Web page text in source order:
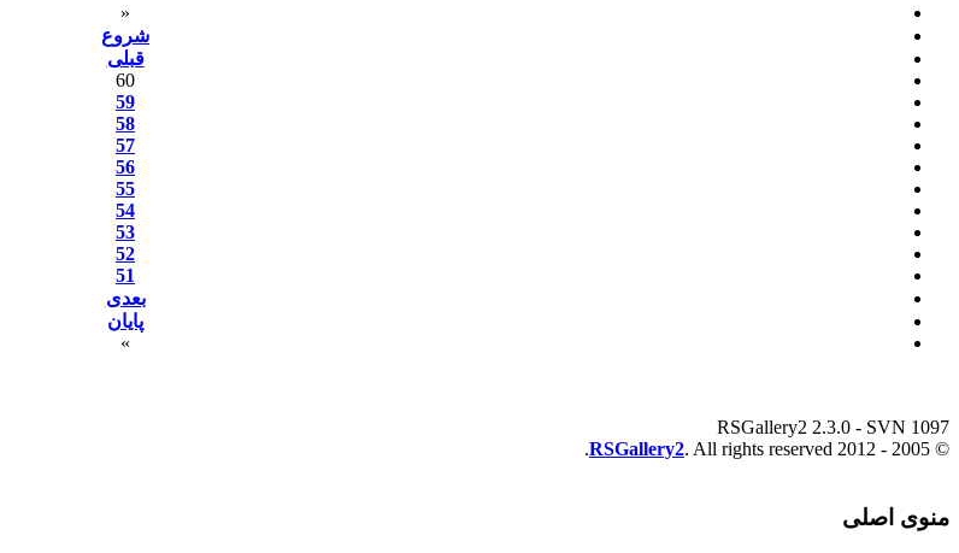
«
شروع
قبلی
60
59
58
57
56
55
54
53
52
51
بعدی
پایان
»
RSGallery2 2.3.0 - SVN 1097
© 2005 - 2012
RSGallery2. All rights reserved.
منوی اصلی